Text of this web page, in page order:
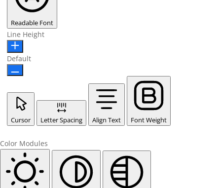
Readable Font
Line Height
Default
Cursor Letter Spacing Align Text Font Weight
Color Modules